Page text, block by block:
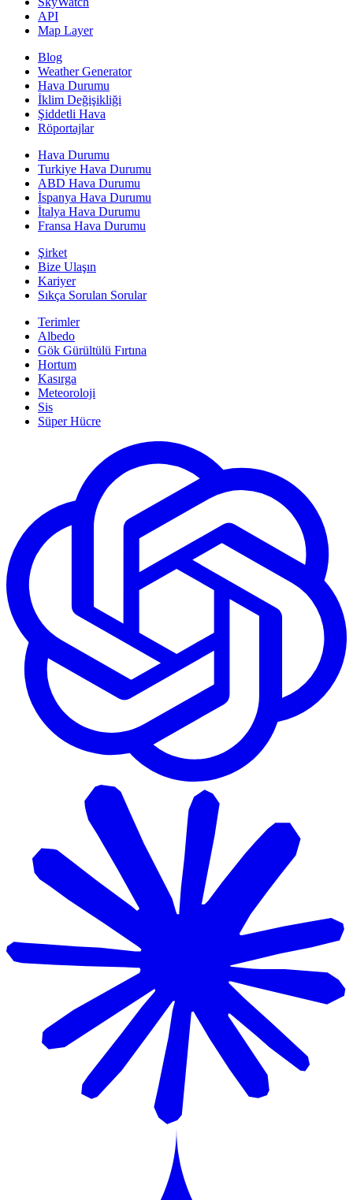
API
Map Layer
Blog
Weather Generator
Hava Durumu
İklim Değişikliği
Şiddetli Hava
Röportajlar
Hava Durumu
Turkiye Hava Durumu
ABD Hava Durumu
İspanya Hava Durumu
İtalya Hava Durumu
Fransa Hava Durumu
Şirket
Bize Ulaşın
Kariyer
Sıkça Sorulan Sorular
Terimler
Albedo
Gök Gürültülü Fırtına
Hortum
Kasırga
Meteoroloji
Sis
Süper Hücre